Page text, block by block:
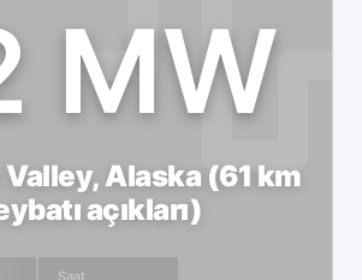
MW
Alaska (61 km
açıkları)
Saat